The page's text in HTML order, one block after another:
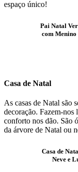
espaço único!
Pai Natal
com Menino
Casa de Natal
As casas de Natal são
decoração. Fazem-nos
conforto nos dão. São
da árvore de Natal ou
Casa de
Neve e